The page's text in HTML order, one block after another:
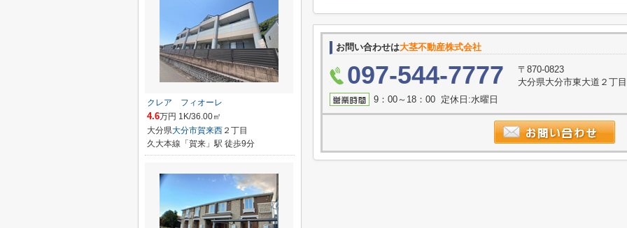
お問い合わせは大茎不動産株式会社
097-544-7777
〒870-0823
大分県大分市東大道２丁
9：00～18：00 定休日:水曜日
クレア フィオーレ
4.6万円 1K/36.00㎡
大分県大分市賀来西 ２丁目
久大本線「賀来」駅 徒歩9分